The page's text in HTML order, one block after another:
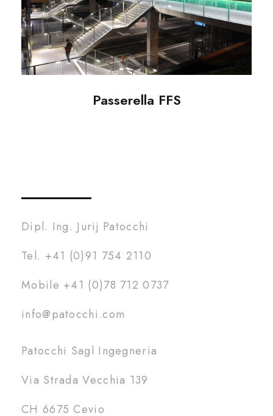
Passerella FFS
Passerella FFS
Dipl. Ing. Jurij Patocchi
Tel. +41 (0)91 754 2110
Mobile +41 (0)78 712 0737
info@patocchi.com
Patocchi Sagl Ingegneria
Via Strada Vecchia 139
CH 6675 Cevio